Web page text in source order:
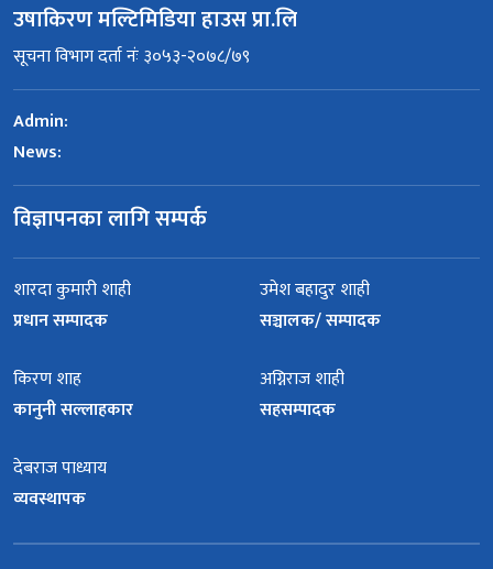
उषाकिरण मल्टिमिडिया हाउस प्रा.लि
सूचना विभाग दर्ता नंः ३०५३-२०७८/७९
Admin:
News:
विज्ञापनका लागि सम्पर्क
शारदा कुमारी शाही
प्रधान सम्पादक
उमेश बहादुर शाही
सञ्चालक/ सम्पादक
किरण शाह
कानुनी सल्लाहकार
अग्निराज शाही
सहसम्पादक
देबराज पाध्याय
व्यवस्थापक